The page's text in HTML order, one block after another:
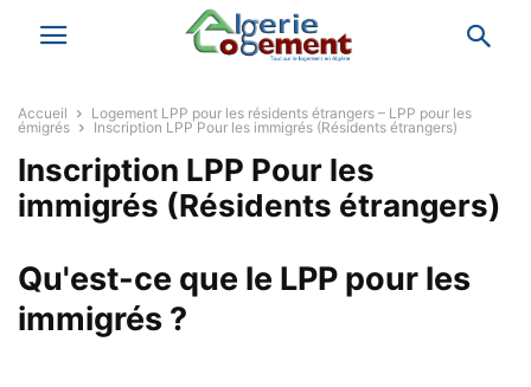
Accueil
Logement LPP pour les résidents étrangers – LPP pour les
émigrés
Inscription LPP Pour les immigrés (Résidents étrangers)
Inscription LPP Pour les
immigrés (Résidents étrangers)
Qu'est-ce que le LPP pour les
immigrés ?